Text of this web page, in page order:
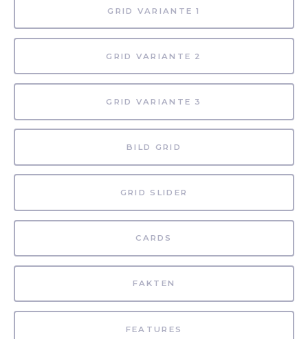
GRID VARIANTE 1
GRID VARIANTE 2
GRID VARIANTE 3
BILD GRID
GRID SLIDER
CARDS
FAKTEN
FEATURES